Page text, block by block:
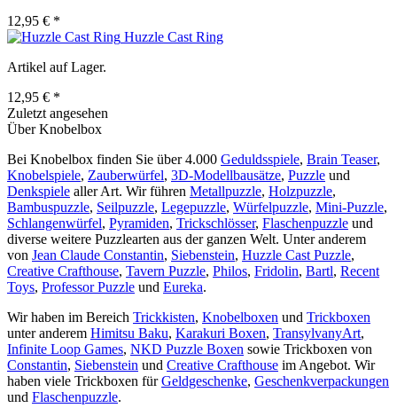
12,95 € *
Huzzle Cast Ring
Artikel auf Lager.
12,95 € *
Zuletzt angesehen
Über Knobelbox
Bei Knobelbox finden Sie über 4.000 Geduldsspiele, Brain Teaser,
Knobelspiele, Zauberwürfel, 3D-Modellbausätze, Puzzle und
Denkspiele aller Art. Wir führen Metallpuzzle, Holzpuzzle,
Bambuspuzzle, Seilpuzzle, Legepuzzle, Würfelpuzzle, Mini-Puzzle,
Schlangenwürfel, Pyramiden, Trickschlösser, Flaschenpuzzle und
diverse weitere Puzzlearten aus der ganzen Welt. Unter anderem
von Jean Claude Constantin, Siebenstein, Huzzle Cast Puzzle,
Creative Crafthouse, Tavern Puzzle, Philos, Fridolin, Bartl, Recent
Toys, Professor Puzzle und Eureka.
Wir haben im Bereich Trickkisten, Knobelboxen und Trickboxen
unter anderem Himitsu Baku, Karakuri Boxen, TransylvanyArt,
Infinite Loop Games, NKD Puzzle Boxen sowie Trickboxen von
Constantin, Siebenstein und Creative Crafthouse im Angebot. Wir
haben viele Trickboxen fürGeldgeschenke, Geschenkverpackungen
und Flaschenpuzzle.